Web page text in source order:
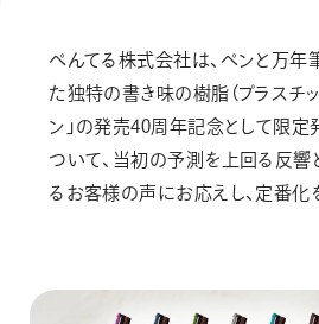
その他
ぺんてる株式会社は、ペンと万年
た独特の書き味の樹脂（プラスチッ
ン」の発売40周年記念として限定
ついて、当初の予測を上回る反
るお客様の声にお応えし、定番化